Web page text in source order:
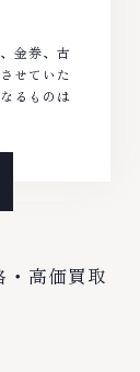
金券、古
せていた
るものは
・高価買取